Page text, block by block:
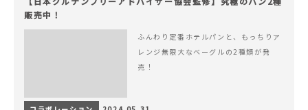
販売中！
ふんわり定番ホテルパンと、もっちりア
レンジ無限大なベーグルの2種類が発
売！